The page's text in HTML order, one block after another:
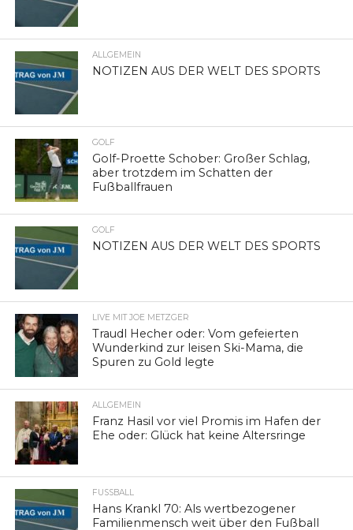
ALLGEMEIN
NOTIZEN AUS DER WELT DES SPORTS
GOLF
Golf-Proette Schober: Großer Schlag,
aber trotzdem im Schatten der
Fußballfrauen
GOLF
NOTIZEN AUS DER WELT DES SPORTS
LIVE MIT JOE METZGER
Traudl Hecher oder: Vom gefeierten
Wunderkind zur leisen Ski-Mama, die
Spuren zu Gold legte
ALLGEMEIN
Franz Hasil vor viel Promis im Hafen der
Ehe oder: Glück hat keine Altersringe
FUSSBALL
Hans Krankl 70: Als wertbezogener
Familienmensch weit über den Fußball